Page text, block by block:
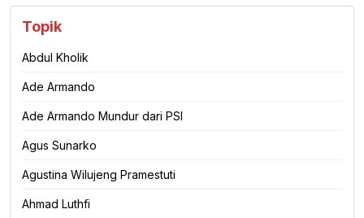
Topik
Abdul Kholik
Ade Armando
Ade Armando Mundur dari PSI
Agus Sunarko
Agustina Wilujeng Pramestuti
Ahmad Luthfi